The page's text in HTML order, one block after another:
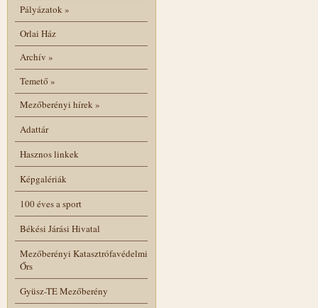
Pályázatok»
Orlai Ház
Archív »
Temető»
Mezőberényi hírek»
Adattár
Hasznos linkek
Képgalériák
100 éves a sport
Békési Járási Hivatal
Mezőberényi Katasztrófavédelmi
Őrs
Gyüsz-TE Mezőberény